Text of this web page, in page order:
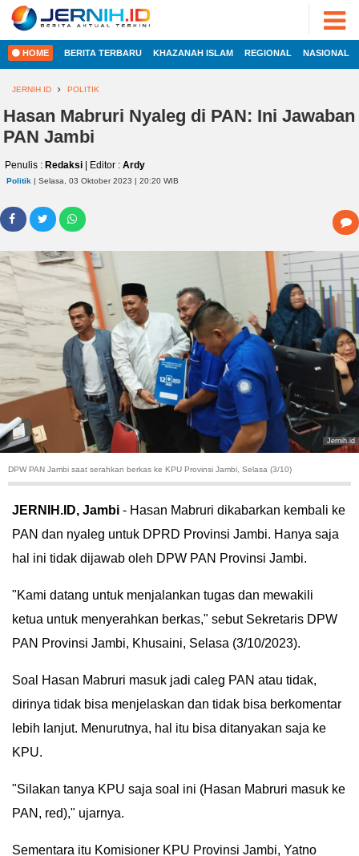
HOME
REGIONAL
NASIONAL
INTERNASIONAL
POLITIK
HUKUM
KRIMINAL
KHAZANAH
TEKNOLOGI
OLAHRAGA
GALLERY
DEPTH
OPINI
ADVERTORIAL
FOTO
VIDEO
PESONA
JAMBI
PESONA
PESONA
CAKRAWALA
PROPERTY
ENTREPRENEURSHIP
2022
JERNIH.ID
•
Developed
HOME BERITA TERBARU KHAZANAH ISLAM REGIONAL NASIONAL
JERNIH ID POLITIK
Hasan Mabruri Nyaleg di PAN: Ini Jawaban
PAN Jambi
Penulis : Redaksi | Editor : Ardy
Politik | Selasa, 03 Oktober 2023 | 20:20 WIB
Jernih.id
DPW PAN Jambi saat serahkan berkas ke KPU Provinsi Jambi, Selasa (3/10)
JERNIH.ID, Jambi - Hasan Mabruri dikabarkan kembali ke
PAN dan nyaleg untuk DPRD Provinsi Jambi. Hanya saja
hal ini tidak dijawab oleh DPW PAN Provinsi Jambi.
"Kami datang untuk menjalankan tugas dan mewakili
ketua untuk menyerahkan berkas," sebut Sekretaris DPW
PAN Provinsi Jambi, Khusaini, Selasa (3/10/2023).
Soal Hasan Mabruri masuk jadi caleg PAN atau tidak,
dirinya tidak bisa menjelaskan dan tidak bisa berkomentar
lebih lanjut. Menurutnya, hal itu bisa ditanyakan saja ke
KPU.
"Silakan tanya KPU saja soal ini (Hasan Mabruri masuk ke
PAN, red)," ujarnya.
Sementara itu Komisioner KPU Provinsi Jambi, Yatno